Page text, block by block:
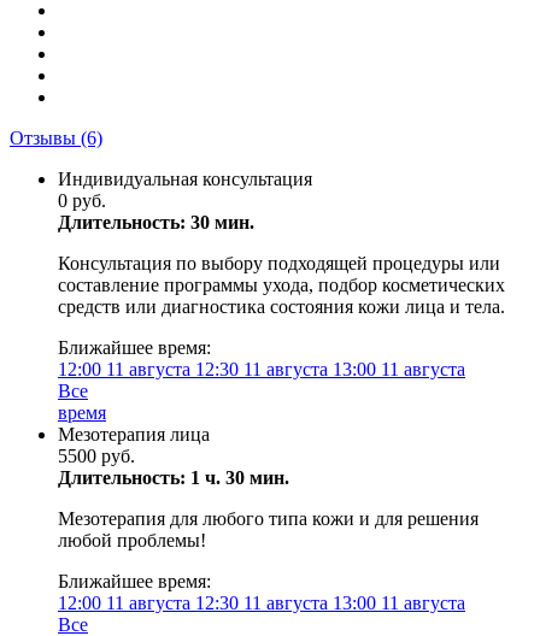
Отзывы (6)
Индивидуальная консультация
0 руб.
Длительность: 30 мин.
Консультация по выбору подходящей процедуры или
составление программы ухода, подбор косметических
средств или диагностика состояния кожи лица и тела.
Ближайшее время:
12:00 11 августа 12:30 11 августа 13:00 11 августа
Все
время
Мезотерапия лица
5500 руб.
Длительность: 1 ч. 30 мин.
Мезотерапия для любого типа кожи и для решения
любой проблемы!
Ближайшее время:
12:00 11 августа 12:30 11 августа 13:00 11 августа
Все